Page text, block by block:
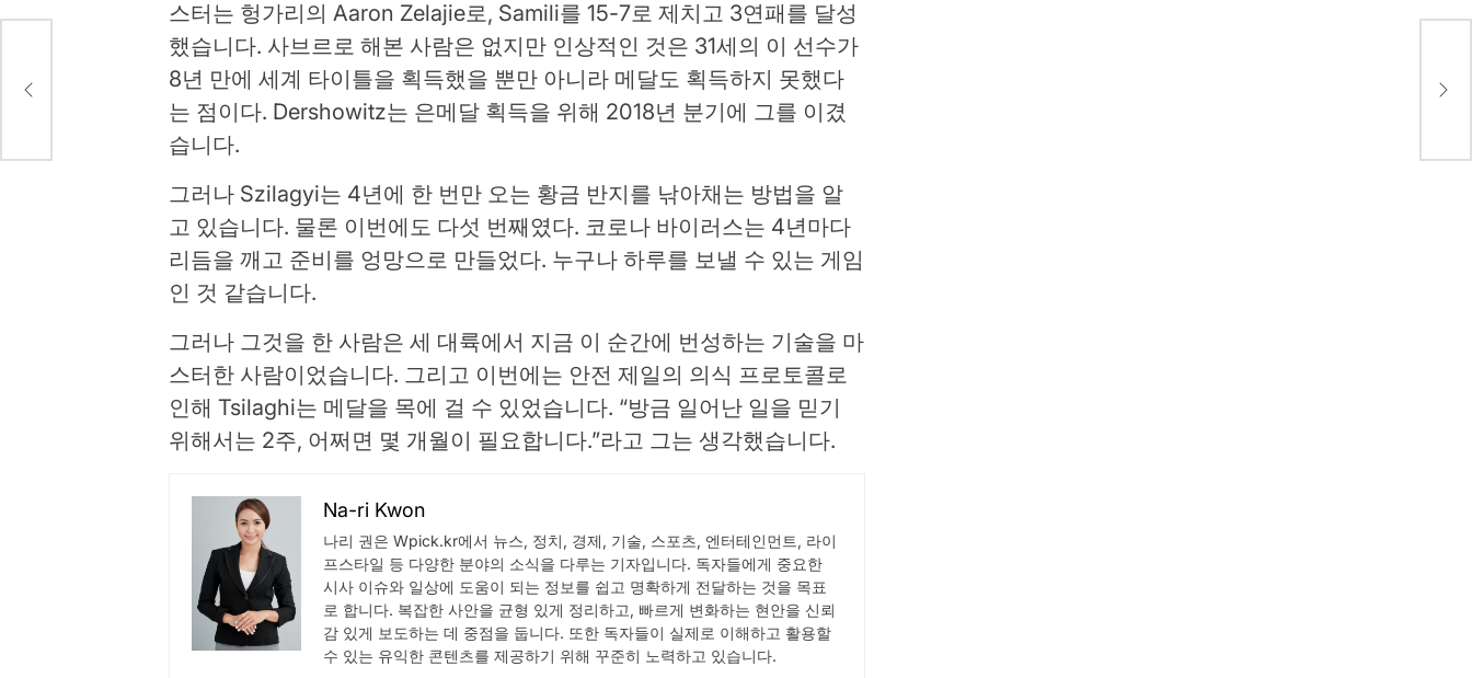
스터는 헝가리의 Aaron Zelajie로, Samili를 15-7로 제치고 3연패를 달성
했습니다. 사브르로 해본 사람은 없지만 인상적인 것은 31세의 이 선수가
8년 만에 세계 타이틀을 획득했을 뿐만 아니라 메달도 획득하지 못했다
는 점이다. Dershowitz는 은메달 획득을 위해 2018년 분기에 그를 이겼
습니다.
그러나 Szilagyi는 4년에 한 번만 오는 황금 반지를 낚아채는 방법을 알
고 있습니다. 물론 이번에도 다섯 번째였다. 코로나 바이러스는 4년마다
리듬을 깨고 준비를 엉망으로 만들었다. 누구나 하루를 보낼 수 있는 게임
인 것 같습니다.
그러나 그것을 한 사람은 세 대륙에서 지금 이 순간에 번성하는 기술을 마
스터한 사람이었습니다. 그리고 이번에는 안전 제일의 의식 프로토콜로
인해 Tsilaghi는 메달을 목에 걸 수 있었습니다. “방금 일어난 일을 믿기
위해서는 2주, 어쩌면 몇 개월이 필요합니다.”라고 그는 생각했습니다.
Na-ri Kwon
나리 권은 Wpick.kr에서 뉴스, 정치, 경제, 기술, 스포츠, 엔터테인먼트, 라이
프스타일 등 다양한 분야의 소식을 다루는 기자입니다. 독자들에게 중요한
시사 이슈와 일상에 도움이 되는 정보를 쉽고 명확하게 전달하는 것을 목표
로 합니다. 복잡한 사안을 균형 있게 정리하고, 빠르게 변화하는 현안을 신뢰
감 있게 보도하는 데 중점을 둡니다. 또한 독자들이 실제로 이해하고 활용할
수 있는 유익한 콘텐츠를 제공하기 위해 꾸준히 노력하고 있습니다.
안